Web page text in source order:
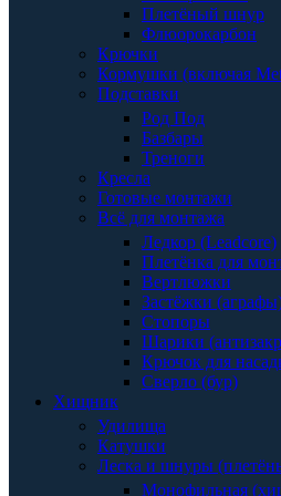
Плетёный шнур
Флюорокарбон
Крючки
Кормушки (включая
Подставки
Род Под
Базбары
Треноги
Кресла
Готовые монтажи
Всё для монтажа
Ледкор (Leadcore)
Плетёнка для
Вертлюжки
Застёжки
Стопоры
Шарики
Крючок для
Сверло (бур)
Хищник
Удилища
Катушки
Леска и шнуры
Монофильная